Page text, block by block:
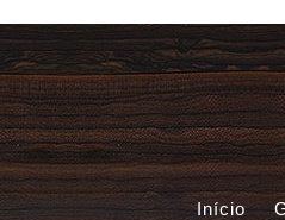
Início